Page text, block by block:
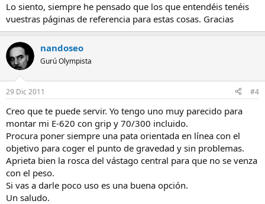
Lo siento, siempre he pensado que los que entendéis tenéis
vuestras páginas de referencia para estas cosas. Gracias
nandoseo
Gurú Olympista
29 Dic 2011 #4
Creo que te puede servir. Yo tengo uno muy parecido para
montar mi E-620 con grip y 70/300 incluido.
Procura poner siempre una pata orientada en línea con el
objetivo para coger el punto de gravedad y sin problemas.
Aprieta bien la rosca del vástago central para que no se venza
con el peso.
Si vas a darle poco uso es una buena opción.
Un saludo.